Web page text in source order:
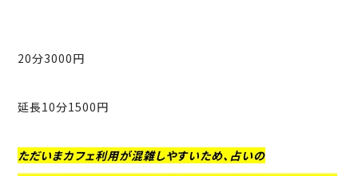
20分3000円
延長10分1500円
ただいまカフェ利用が混雑しやすいため、占いの